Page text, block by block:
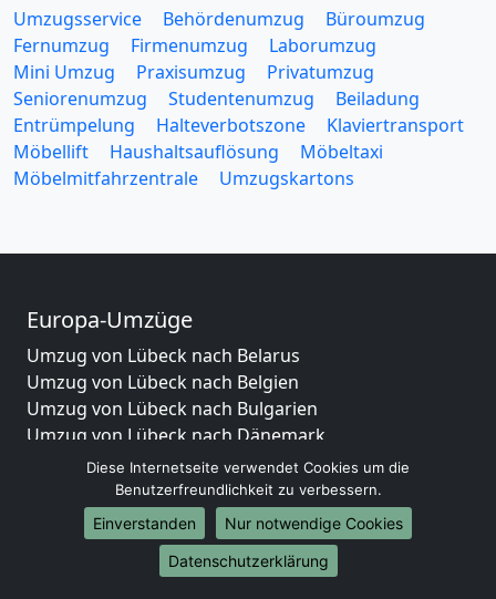
Umzugsservice Behördenumzug
Büroumzug
Fernumzug
Firmenumzug
Laborumzug
Mini Umzug
Praxisumzug
Privatumzug
Seniorenumzug
Studentenumzug
Beiladung
Entrümpelung
Halteverbotszone
Klaviertransport
Möbellift
Haushaltsauflösung
Möbeltaxi
Möbelmitfahrzentrale
Umzugskartons
Europa-Umzüge
Umzug von Lübeck nach Belarus
Umzug von Lübeck nach Belgien
Umzug von Lübeck nach Bulgarien
Umzug von Lübeck nach Dänemark
Umzug von Lübeck nach England
Umzug von Lübeck nach Portugal
Umzug von Lübeck nach Bosnien und Herzegowina
Umzug von Lübeck nach Irland
Umzug von Lübeck nach Lettland
Diese Internetseite verwendet Cookies um die
Benutzerfreundlichkeit zu verbessern.
Einverstanden
Nur notwendige Cookies
Datenschutzerklärung